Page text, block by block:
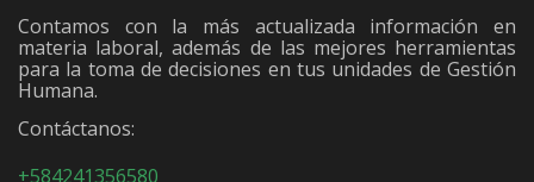
Contamos con la más actualizada información en
materia laboral, además de las mejores herramientas
para la toma de decisiones en tus unidades de Gestión
Humana.
Contáctanos:
+584241356580